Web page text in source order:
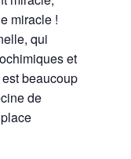
miracle !
qui
et
beaucoup
de